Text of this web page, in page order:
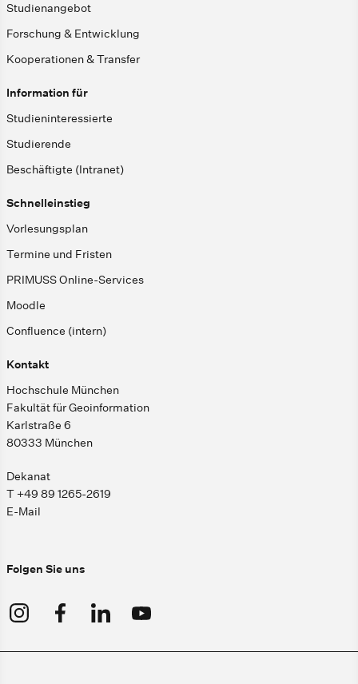
Studienangebot
Forschung & Entwicklung
Kooperationen & Transfer
Information für
Studieninteressierte
Studierende
Beschäftigte (Intranet)
Schnelleinstieg
Vorlesungsplan
Termine und Fristen
PRIMUSS Online-Services
Moodle
Confluence (intern)
Kontakt
Hochschule München
Fakultät für Geoinformation
Karlstraße 6
80333 München
Dekanat
T +49 89 1265-2619
E-Mail
Folgen Sie uns